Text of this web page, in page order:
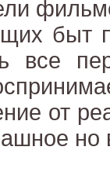
быт
все
от